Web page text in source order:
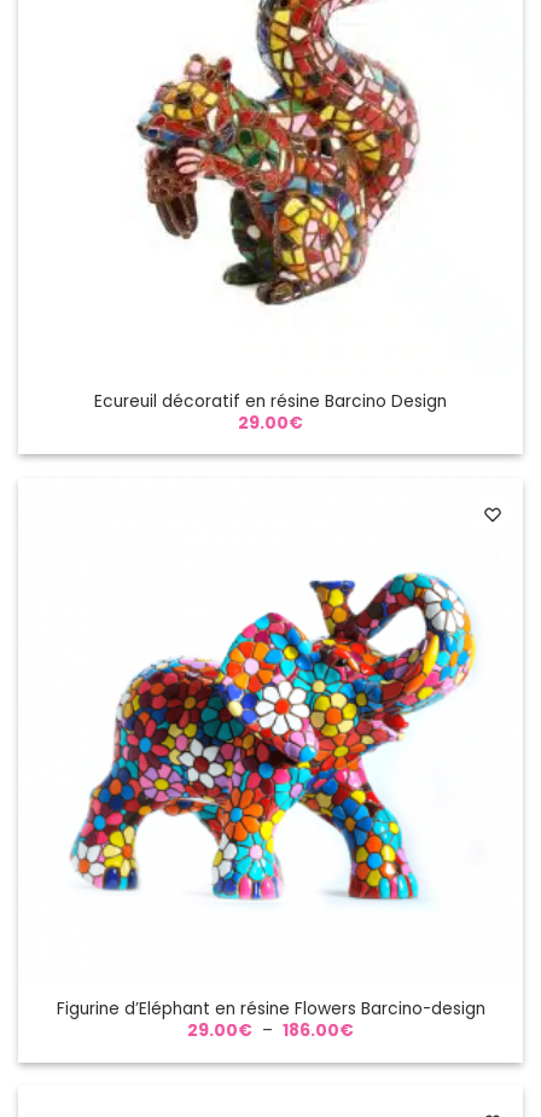
Ecureuil décoratif en résine Barcino Design
29.00€
Figurine d’Eléphant en résine Flowers Barcino-design
29.00€ – 186.00€
prix :